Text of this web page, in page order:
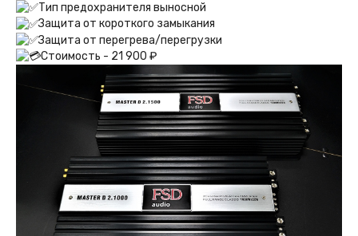
Тип предохранителя выносной
Защита от короткого замыкания
Защита от перегрева/перегрузки
Стоимость - 21 900 ₽